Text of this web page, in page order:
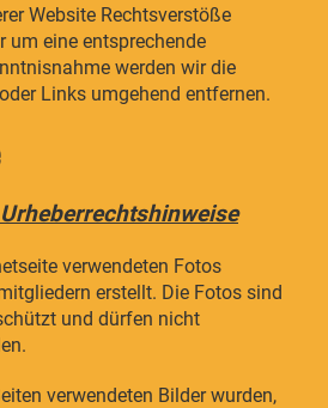
Website Rechtsverstöße
um eine entsprechende
werden wir die
Links umgehend entfernen.
verwendeten Fotos
erstellt. Die Fotos sind
und dürfen nicht
verwendeten Bilder wurden,